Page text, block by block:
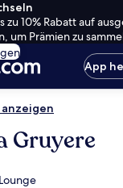
zu 10% Rabatt auf
um Prämien zu
App
Gruyere